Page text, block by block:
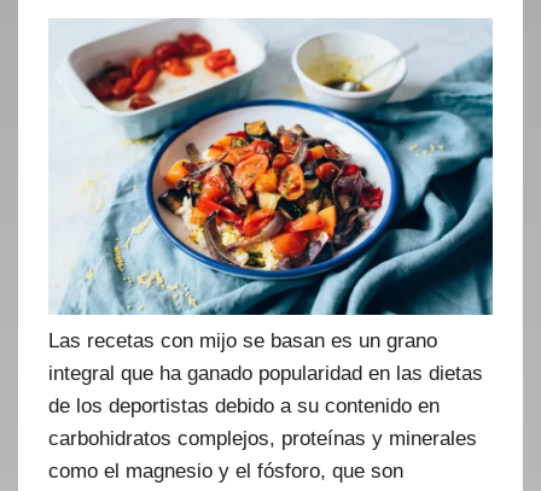
Las recetas con mijo se basan es un grano
integral que ha ganado popularidad en las dietas
de los deportistas debido a su contenido en
carbohidratos complejos, proteínas y minerales
como el magnesio y el fósforo, que son